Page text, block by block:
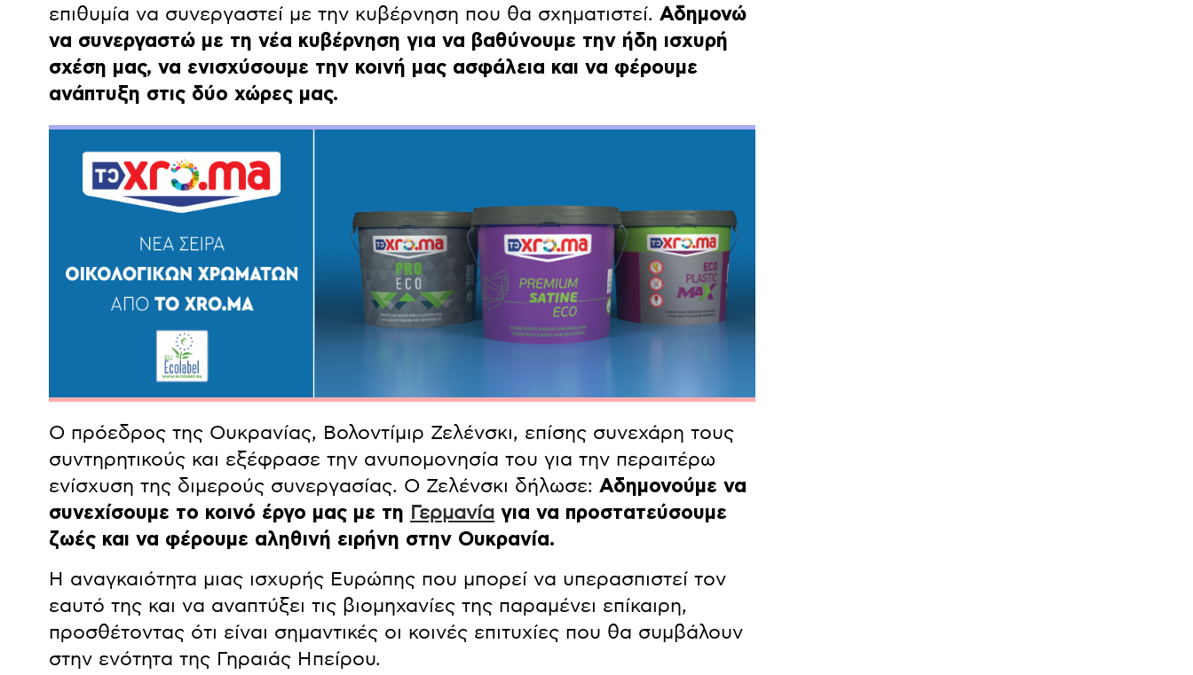
επιθυμία να συνεργαστεί με την κυβέρνηση που θα σχηματιστεί. Αδημονώ
να συνεργαστώ με τη νέα κυβέρνηση για να βαθύνουμε την ήδη ισχυρή
σχέση μας, να ενισχύσουμε την κοινή μας ασφάλεια και να φέρουμε
ανάπτυξη στις δύο χώρες μας.
Ο πρόεδρος της Ουκρανίας, Βολοντίμιρ Ζελένσκι, επίσης συνεχάρη τους
συντηρητικούς και εξέφρασε την ανυπομονησία του για την περαιτέρω
ενίσχυση της διμερούς συνεργασίας. Ο Ζελένσκι δήλωσε: Αδημονούμε να
συνεχίσουμε το κοινό έργο μας με τη Γερμανία για να προστατεύσουμε
ζωές και να φέρουμε αληθινή ειρήνη στην Ουκρανία.
Η αναγκαιότητα μιας ισχυρής Ευρώπης που μπορεί να υπερασπιστεί τον
εαυτό της και να αναπτύξει τις βιομηχανίες της παραμένει επίκαιρη,
προσθέτοντας ότι είναι σημαντικές οι κοινές επιτυχίες που θα συμβάλουν
στην ενότητα της Γηραιάς Ηπείρου.